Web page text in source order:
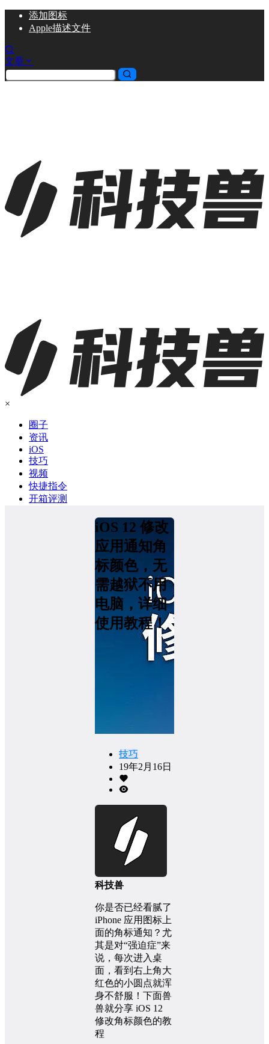
添加图标
Apple描述文件
文章
×
圈子
资讯
iOS
技巧
视频
快捷指令
开箱评测
iOS 12 修改
应用通知角
标颜色，无
需越狱不用
电脑，详细
使用教程！
技巧
19年2月16日
科技兽
你是否已经看腻了
iPhone 应用图标上
面的角标通知？尤
其是对“强迫症”来
说，每次进入桌
面，看到右上角大
红色的小圆点就浑
身不舒服！下面兽
兽就分享 iOS 12
修改角标颜色的教
程